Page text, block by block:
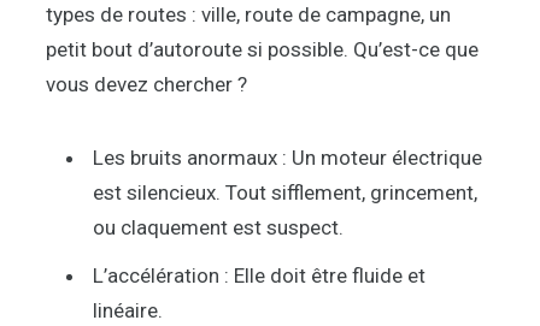
types de routes : ville, route de campagne, un
petit bout d’autoroute si possible. Qu’est-ce que
vous devez chercher ?
Les bruits anormaux : Un moteur électrique
est silencieux. Tout sifflement, grincement,
ou claquement est suspect.
L’accélération : Elle doit être fluide et
linéaire.